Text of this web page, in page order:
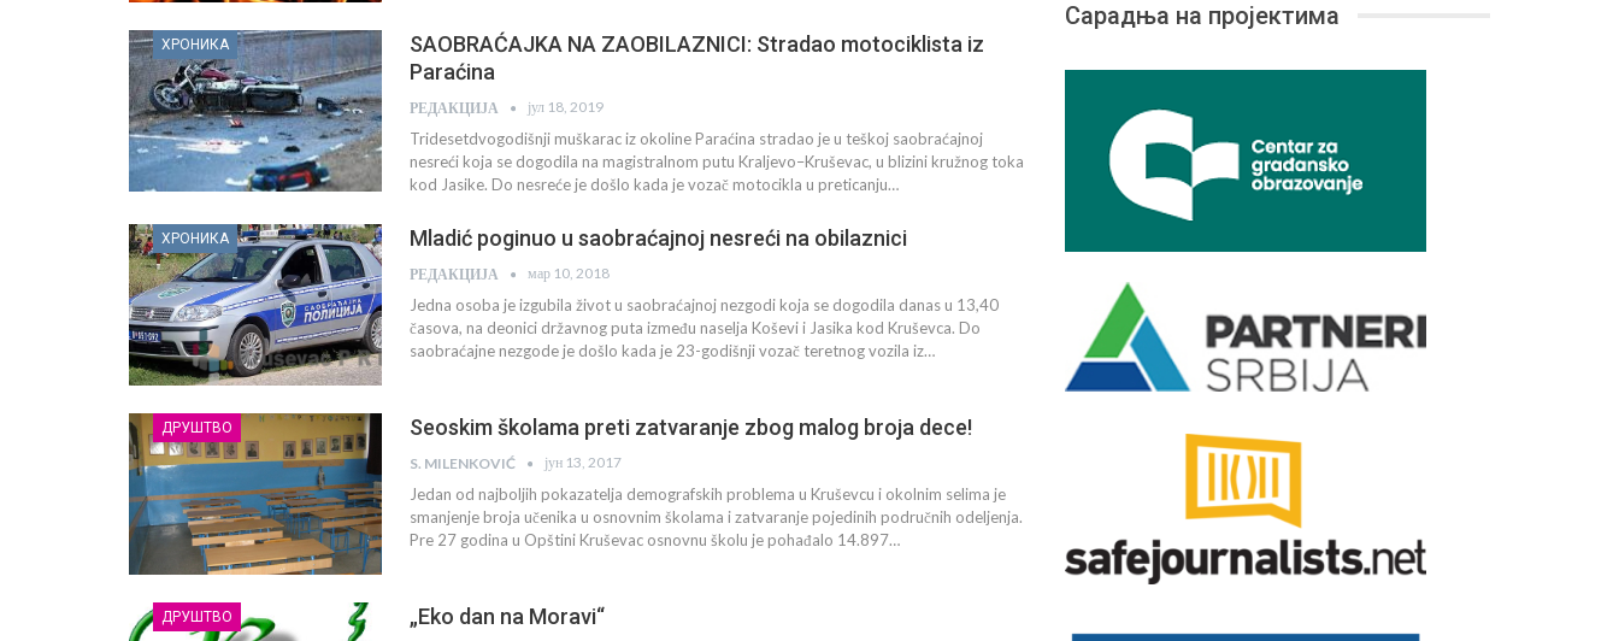
ХРОНИКА
SAOBRAĆAJKA NA ZAOBILAZNICI: Stradao motociklista iz
Paraćina
РЕДАКЦИЈА јул 18, 2019
Tridesetdvogodišnji muškarac iz okoline Paraćina stradao je u teškoj saobraćajnoj
nesreći koja se dogodila na magistralnom putu Kraljevo–Kruševac, u blizini kružnog toka
kod Jasike. Do nesreće je došlo kada je vozač motocikla u preticanju…
ХРОНИКА Mladić poginuo u saobraćajnoj nesreći na obilaznici
РЕДАКЦИЈА мар 10, 2018
Jedna osoba je izgubila život u saobraćajnoj nezgodi koja se dogodila danas u 13,40
časova, na deonici državnog puta između naselja Koševi i Jasika kod Kruševca. Do
saobraćajne nezgode je došlo kada je 23-godišnji vozač teretnog vozila iz…
ДРУШТВО Seoskim školama preti zatvaranje zbog malog broja dece!
S. MILENKOVIĆ јун 13, 2017
Jedan od najboljih pokazatelja demografskih problema u Kruševcu i okolnim selima je
smanjenje broja učenika u osnovnim školama i zatvaranje pojedinih područnih odeljenja.
Pre 27 godina u Opštini Kruševac osnovnu školu je pohađalo 14.897…
ДРУШТВО „Eko dan na Moravi“
Сарадња на пројектима